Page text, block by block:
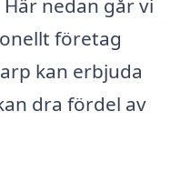
nedan går vi
företag
kan erbjuda
dra fördel av